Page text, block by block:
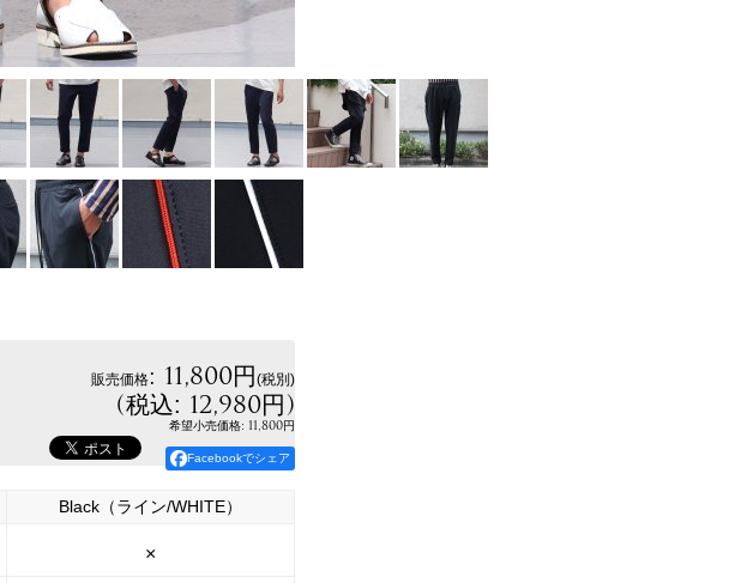
販売価格: 11,800円(税別)
(税込: 12,980円)
希望小売価格: 11,800円
Facebookでシェア
Black（ライン/WHITE）
×